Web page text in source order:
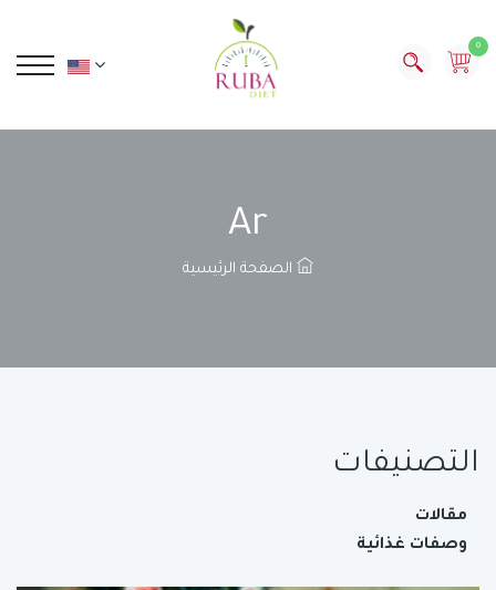
0
Ar
الصفحة الرئيسية
التصنيفات
مقالات
وصفات غذائية